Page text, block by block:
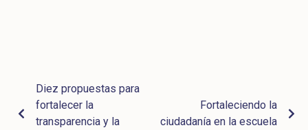
Diez propuestas para
fortalecer la
transparencia y la
Fortaleciendo la
ciudadanía en la escuela